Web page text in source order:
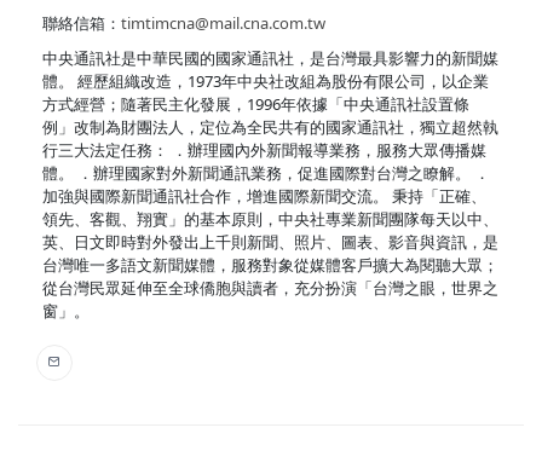
聯絡信箱： timtimcna@mail.cna.com.tw
中央通訊社是中華民國的國家通訊社，是台灣最具影響力的新聞媒
體。 經歷組織改造，1973年中央社改組為股份有限公司，以企業
方式經營；隨著民主化發展，1996年依據「中央通訊社設置條
例」改制為財團法人，定位為全民共有的國家通訊社，獨立超然執
行三大法定任務： ．辦理國內外新聞報導業務，服務大眾傳播媒
體。 ．辦理國家對外新聞通訊業務，促進國際對台灣之瞭解。 ．
加強與國際新聞通訊社合作，增進國際新聞交流。 秉持「正確、
領先、客觀、翔實」的基本原則，中央社專業新聞團隊每天以中、
英、日文即時對外發出上千則新聞、照片、圖表、影音與資訊，是
台灣唯一多語文新聞媒體，服務對象從媒體客戶擴大為閱聽大眾；
從台灣民眾延伸至全球僑胞與讀者，充分扮演「台灣之眼，世界之
窗」。